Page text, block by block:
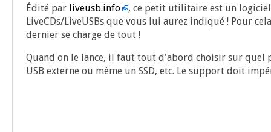
Édi­té par liveusb.info
, ce petit uti­li­taire est un logi­ciel
LiveCDs/LiveUSBs que vous lui aurez indi­qué ! Pour
der­nier se charge de tout !
Quand on le lance, il faut tout d'abord choi­sir sur quel
USB externe ou même un SSD, etc. Le sup­port doit